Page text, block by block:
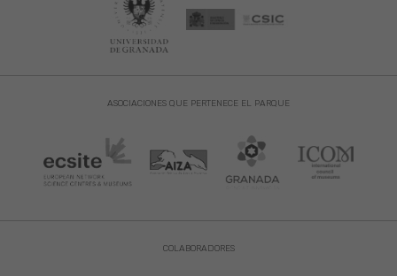
ASOCIACIONES QUE PERTENECE EL PARQUE
COLABORADORES